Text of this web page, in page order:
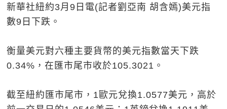
新華社紐約3月9日電(記者劉亞南 胡含嫣)美元指
數9日下跌。
衡量美元對六種主要貨幣的美元指數當天下跌
0.34%，在匯市尾市收於105.3021。
截至紐約匯市尾市，1歐元兌換1.0577美元，高於